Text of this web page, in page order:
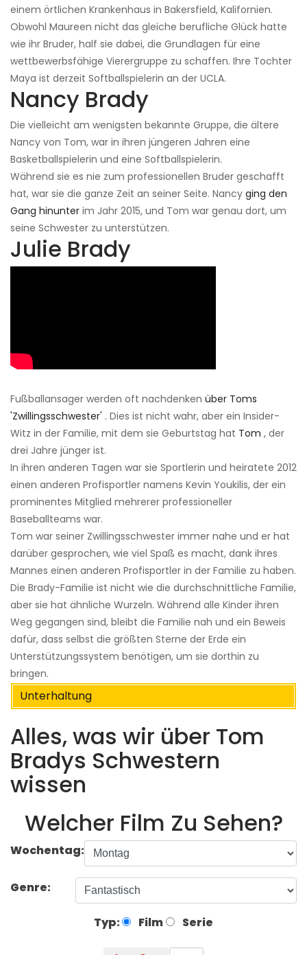
einem örtlichen Krankenhaus in Bakersfield, Kalifornien.
Obwohl Maureen nicht das gleiche berufliche Glück hatte
wie ihr Bruder, half sie dabei, die Grundlagen für eine
wettbewerbsfähige Vierergruppe zu schaffen. Ihre Tochter
Maya ist derzeit Softballspielerin an der UCLA.
Nancy Brady
Die vielleicht am wenigsten bekannte Gruppe, die ältere
Nancy von Tom, war in ihren jüngeren Jahren eine
Basketballspielerin und eine Softballspielerin.
Während sie es nie zum professionellen Bruder geschafft
hat, war sie die ganze Zeit an seiner Seite. Nancy ging den
Gang hinunter im Jahr 2015, und Tom war genau dort, um
seine Schwester zu unterstützen.
Julie Brady
Fußballansager werden oft nachdenken über Toms
'Zwillingsschwester' . Dies ist nicht wahr, aber ein Insider-
Witz in der Familie, mit dem sie Geburtstag hat Tom , der
drei Jahre jünger ist.
In ihren anderen Tagen war sie Sportlerin und heiratete 2012
einen anderen Profisportler namens Kevin Youkilis, der ein
prominentes Mitglied mehrerer professioneller
Baseballteams war.
Tom war seiner Zwillingsschwester immer nahe und er hat
darüber gesprochen, wie viel Spaß es macht, dank ihres
Mannes einen anderen Profisportler in der Familie zu haben.
Die Brady-Familie ist nicht wie die durchschnittliche Familie,
aber sie hat ähnliche Wurzeln. Während alle Kinder ihren
Weg gegangen sind, bleibt die Familie nah und ein Beweis
dafür, dass selbst die größten Sterne der Erde ein
Unterstützungssystem benötigen, um sie dorthin zu
bringen.
Unterhaltung
Alles, was wir über Tom
Bradys Schwestern
wissen
Welcher Film Zu Sehen?
Wochentag:
Genre:
Typ: Film Serie